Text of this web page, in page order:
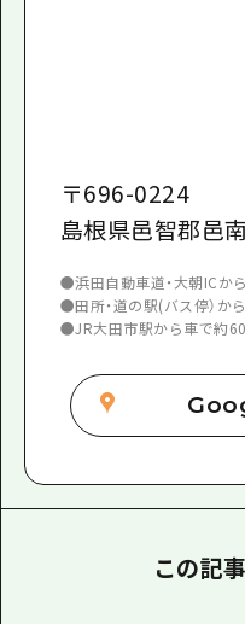
〒696-0224
島根県邑智郡邑
●浜田自動車道・大朝ICか
●田所・道の駅(バス停）か
●JR大田市駅から車で約
この記